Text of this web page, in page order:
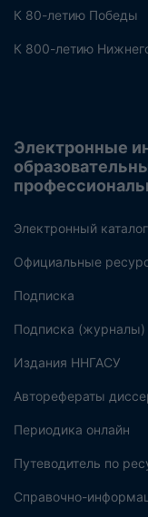
К 80-летию Победы
К 800-летию
Электронные
Электронный каталог
Официальные
Подписка
Подписка (журналы)
Издания ННГАСУ
Авторефераты
Периодика онлайн
Путеводитель по
Справочно-